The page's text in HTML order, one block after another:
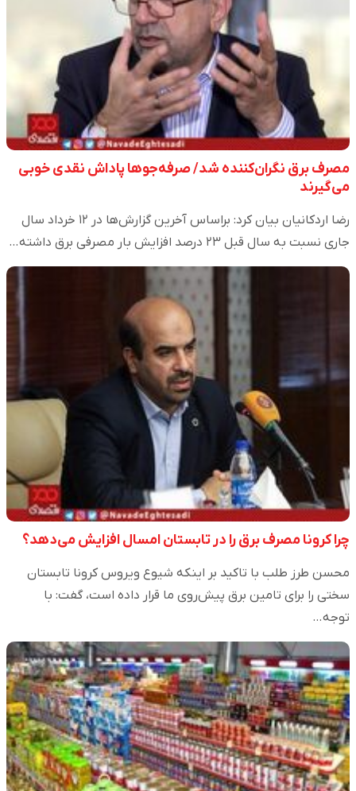
مصرف برق نگران‌کننده شد/ صرفه‌جوها پاداش نقدی خوبی
می‌گیرند
رضا اردکانیان بیان کرد: براساس آخرین گزارش‌ها در ۱۲ خرداد سال
جاری نسبت به سال قبل ۲۳ درصد افزایش بار مصرفی برق داشته…
چرا کرونا مصرف برق را در تابستان امسال افزایش می‌دهد؟
محسن طرز طلب با تاکید بر اینکه شیوع ویروس کرونا تابستان
سختی را برای تامین برق پیش‌روی ما قرار داده است، گفت: با
توجه…